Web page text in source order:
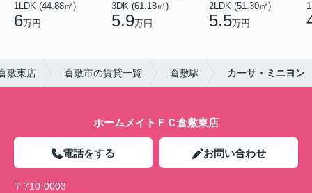
1LDK (44.88㎡)
6万円
3DK (61.18㎡)
5.9万円
2LDK (51.30㎡)
5.5万円
敷東店 倉敷市の賃貸一覧 倉敷駅 カーサ・ミニヨン
ホームメイトＦＣ倉敷東店
電話をする お問い合わせ
〒710-0003